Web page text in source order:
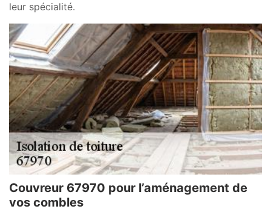
leur spécialité.
Couvreur 67970 pour l’aménagement de
vos combles